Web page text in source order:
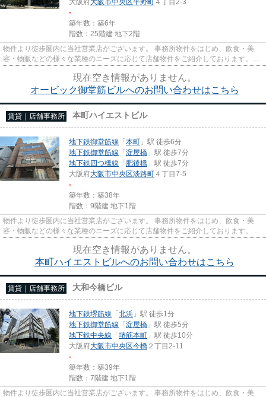
-
築年数：築6年
階数：25階建 地下2階
物件より徒歩圏内に当社営業店がございます。 事務所物件をはじめ、飲食・美
容・物販などの様々な業種のニーズに応じて店舗物件をご紹介しております。
尚、弊社ではおとり広告は一切...
現在空き情報がありません。
オービック御堂筋ビルへのお問い合わせはこちら
賃貸｜店舗事務所 本町ハイエストビル
地下鉄御堂筋線 「本町 」駅 徒歩6分
地下鉄御堂筋線 「淀屋橋 」駅 徒歩7分
地下鉄四つ橋線 「肥後橋 」駅 徒歩7分
大阪府大阪市中央区淡路町 ４丁目7-5
-
築年数：築38年
階数：9階建 地下1階
物件より徒歩圏内に当社営業店がございます。 事務所物件をはじめ、飲食・美
容・物販などの様々な業種のニーズに応じて店舗物件をご紹介しております。
尚、弊社ではおとり広告は一切...
現在空き情報がありません。
本町ハイエストビルへのお問い合わせはこちら
賃貸｜店舗事務所 大和今橋ビル
地下鉄堺筋線 「北浜 」駅 徒歩1分
地下鉄御堂筋線 「淀屋橋 」駅 徒歩5分
地下鉄中央線 「堺筋本町 」駅 徒歩10分
大阪府大阪市中央区今橋 ２丁目2-11
-
築年数：築39年
階数：7階建 地下1階
物件より徒歩圏内に当社営業店がございます。 事務所物件をはじめ、飲食・美